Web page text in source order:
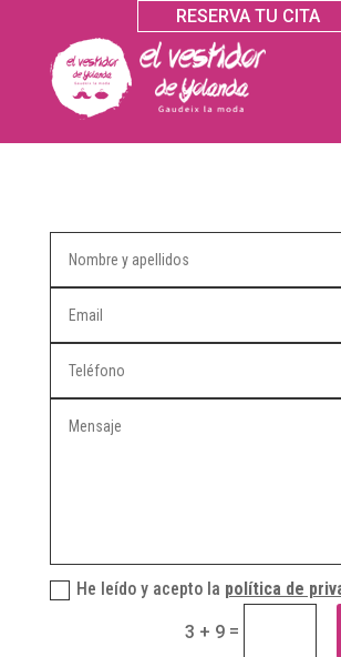
RESERVA TU CITA
He leído y acepto la política de
3 + 9 =